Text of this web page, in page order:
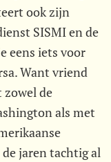
ook zijn
SISMI en de
eens iets voor
Want vriend
zowel de
als met
jaren tachtig al